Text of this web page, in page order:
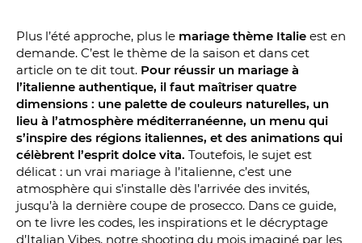
Plus l’été approche, plus le mariage thème Italie est en
demande. C’est le thème de la saison et dans cet
article on te dit tout. Pour réussir un mariage à
l’italienne authentique, il faut maîtriser quatre
dimensions : une palette de couleurs naturelles, un
lieu à l’atmosphère méditerranéenne, un menu qui
s’inspire des régions italiennes, et des animations qui
célèbrent l’esprit dolce vita. Toutefois, le sujet est
délicat : un vrai mariage à l’italienne, c’est une
atmosphère qui s’installe dès l’arrivée des invités,
jusqu’à la dernière coupe de prosecco. Dans ce guide,
on te livre les codes, les inspirations et le décryptage
d’Italian Vibes, notre shooting du mois imaginé par les